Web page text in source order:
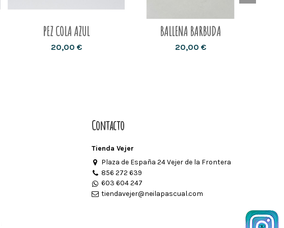
PEZ COLA AZUL
20,00 €
BALLENA BARBUDA
20,00 €
Contacto
Tienda Vejer
Plaza de España 24 Vejer de la Frontera
856 272 639
603 604 247
tiendavejer@neilapascual.com